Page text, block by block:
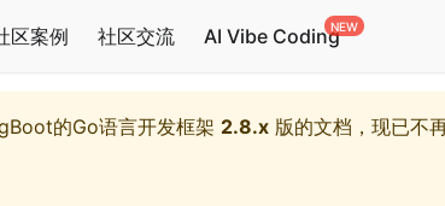
区案例 社区交流 AI Vibe Coding
的Go语言开发框架 2.8.x 版的文档，现已不